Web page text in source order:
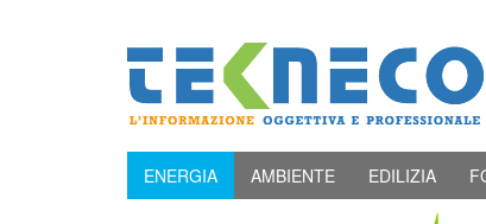
ENERGIA AMBIENTE EDILIZIA